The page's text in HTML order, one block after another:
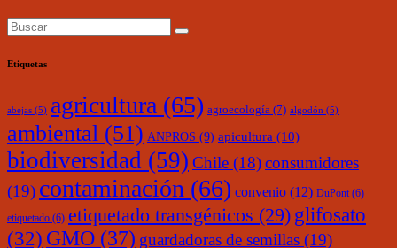
Etiquetas
abejas (5) agricultura (65) agroecología (7) algodón (5)
ambiental (51) ANPROS (9) apicultura (10)
biodiversidad (59) Chile (18)consumidores
(19) contaminación (66) convenio (12) DuPont (6)
etiquetado (6) etiquetado transgénicos (29) glifosato
(32) GMO (37) guardadoras de semillas (19)